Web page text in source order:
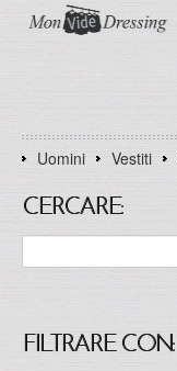
Uomini Vestiti
CERCARE:
FILTRARE CON: